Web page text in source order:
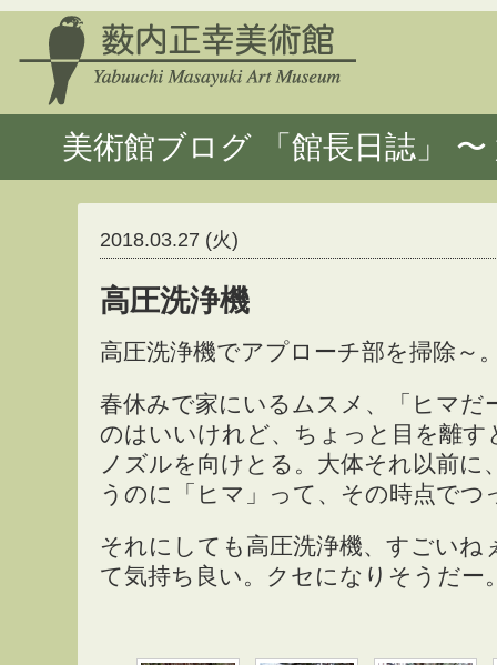
美術館ブログ 「館長日誌」
2018.03.27 (火)
高圧洗浄機
高圧洗浄機でアプローチ部を掃除～
春休みで家にいるムスメ、「ヒマだ
のはいいけれど、ちょっと目を離す
ノズルを向けとる。大体それ以前に
うのに「ヒマ」って、その時点で
それにしても高圧洗浄機、すごいね
て気持ち良い。クセになりそうだー